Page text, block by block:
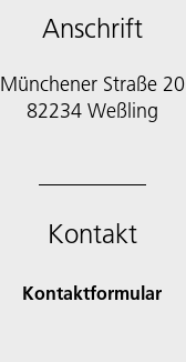
Anschrift
Münchener Straße 20
82234 Weßling
Kontakt
Kontaktformular